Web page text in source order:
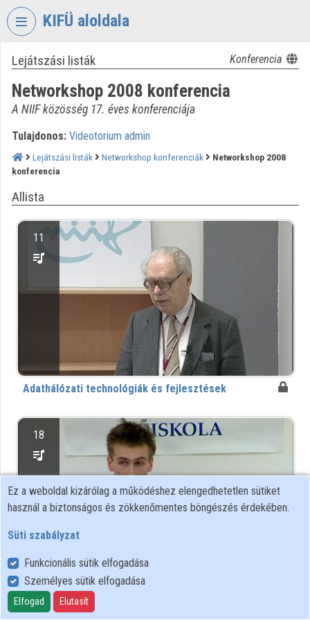
Fejléc kihagyása
KIFÜ aloldala
VIDEOTORIUM
KORMÁNYZATI
INFORMATIKAI
FEJLESZTÉSI
Intézményi kezdőlap
Bejelentkezés
Intézményi felfedezés
Kategóriák
Intézményi listák
Lejátszási listák Konferencia
Networkshop 2008 konferencia
A NIIF közösség 17. éves konferenciája
Tulajdonos: Videotorium admin
Lejátszási listák Networkshop konferenciák
Networkshop 2008
konferencia
Allista
11
Adathálózati technológiák és fejlesztések
18
Alkalmazásfejlesztési és üzemeltetési technológiák
Ez a weboldal kizárólag a működéshez elengedhetetlen sütiket
használ a biztonságos és zökkenőmentes böngészés érdekében.
Süti szabályzat
Funkcionális sütik elfogadása
Személyes sütik elfogadása
Elfogad Elutasít